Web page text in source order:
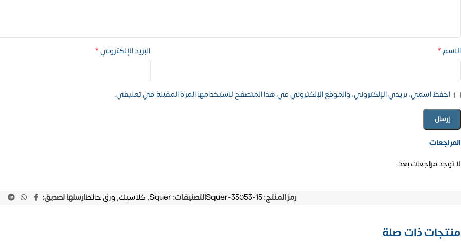
المراجعات
لا توجد مراجعات بعد.
الاسم* البريد الإلكتروني*
احفظ اسمي، بريدي الإلكتروني، والموقع الإلكتروني في هذا المتصفح لاستخدامها المرة المقبلة في تعليقي.
رمز المنتج:Squer-35053-15التصنيفات:Squer
, كلاسيك, ورق حائطارسلها لصديق:
منتجات ذات صلة